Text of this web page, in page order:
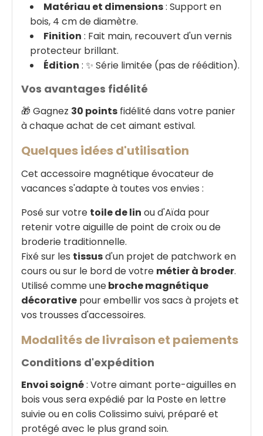
Matériau et dimensions: Support en
bois, 4 cm de diamètre.
Finition : Fait main, recouvert d'un vernis
protecteur brillant.
Édition : ✨ Série limitée (pas de réédition).
Vos avantages fidélité
🎁 Gagnez 30 points fidélité dans votre panier
à chaque achat de cet aimant estival.
Quelques idées d'utilisation
Cet accessoire magnétique évocateur de
vacances s'adapte à toutes vos envies :
Posé sur votre toile de lin ou d'Aïda pour
retenir votre aiguille de point de croix ou de
broderie traditionnelle.
Fixé sur les tissusd'un projet de patchwork en
cours ou sur le bord de votre métier à broder.
Utilisé comme unebroche magnétique
décorative pour embellir vos sacs à projets et
vos trousses d'accessoires.
Modalités de livraison et paiements
Conditions d'expédition
Envoi soigné: Votre aimant porte-aiguilles en
bois vous sera expédié par la Poste en lettre
suivie ou en colis Colissimo suivi, préparé et
protégé avec le plus grand soin.